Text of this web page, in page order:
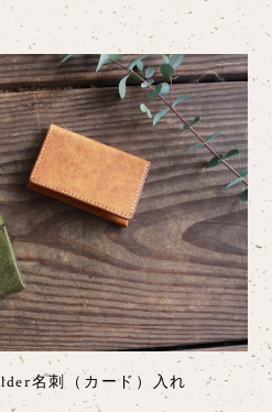
名刺（カード）入れ